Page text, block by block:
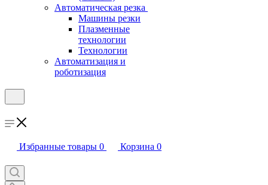
Автоматическая резка
Машины резки
Плазменные
технологии
Технологии
Автоматизация и
роботизация
Избранные товары 0 Корзина 0